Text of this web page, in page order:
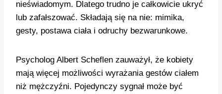
nieświadomym. Dlatego trudno je całkowicie ukryć
lub zafałszować. Składają się na nie: mimika,
gesty, postawa ciała i odruchy bezwarunkowe.
Psycholog Albert Scheflen zauważył, że kobiety
mają więcej możliwości wyrażania gestów ciałem
niż mężczyźni. Pojedynczy sygnał może być